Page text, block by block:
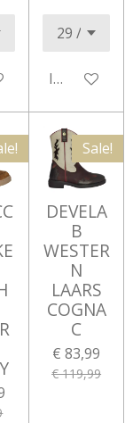
In
Sale!
DEVELA
B
WESTER
N
LAARS
COGNA
C
€ 83,99
€ 119,99